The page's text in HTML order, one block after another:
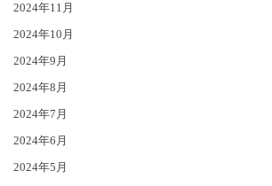
2024年11月
2024年10月
2024年9月
2024年8月
2024年7月
2024年6月
2024年5月